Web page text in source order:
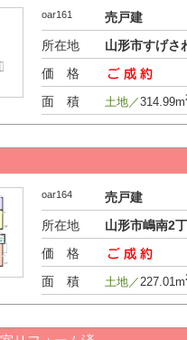
oar161
売戸建
所在地
山形市すげさ
価 格
1,180万円
面 積
土地／314.99m
oar164
売戸建
所在地
山形市嶋南2
価 格
-万円
面 積
土地／ 227.01m